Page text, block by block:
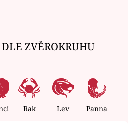
ZVĚROKRUHU
Rak Lev Panna